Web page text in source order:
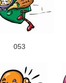
053